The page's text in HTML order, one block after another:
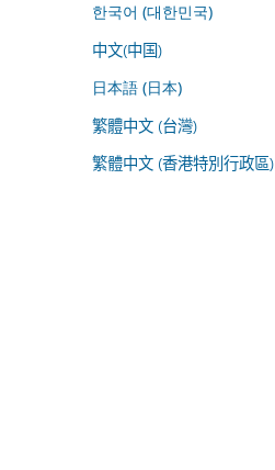
한국어 (대한민국)
中文(中国)
日本語 (日本)
繁體中文 (台灣)
繁體中文 (香港特別行政區)